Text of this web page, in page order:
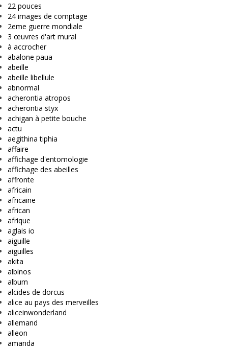
22 pouces
24 images de comptage
2eme guerre mondiale
3 œuvres d'art mural
à accrocher
abalone paua
abeille
abeille libellule
abnormal
acherontia atropos
acherontia styx
achigan à petite bouche
actu
aegithina tiphia
affaire
affichage d'entomologie
affichage des abeilles
affronte
africain
africaine
african
afrique
aglais io
aiguille
aiguilles
akita
albinos
album
alcides de dorcus
alice au pays des merveilles
aliceinwonderland
allemand
alleon
amanda